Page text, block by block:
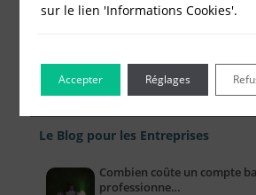
Le Blog pour les Entreprises
Combien coûte un compte
professionne…
sur le lien 'Informations Cookies'.
Accepter Réglages